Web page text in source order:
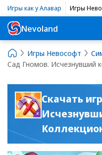
Игры как у Алавар Игры
Nevoland
Игры Невософт
Сад Гномов. Исчезнувший
Скачать